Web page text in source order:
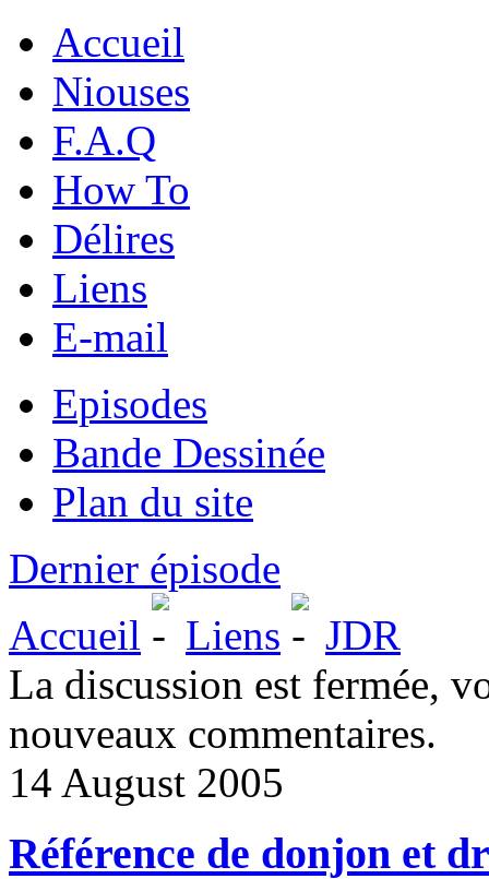
Accueil
Niouses
F.A.Q
How To
Délires
Liens
E-mail
Episodes
Bande Dessinée
Plan du site
Dernier épisode
Accueil
Liens
JDR
La discussion est fermée,
nouveaux commentaires.
14 August 2005
Référence de donjon et